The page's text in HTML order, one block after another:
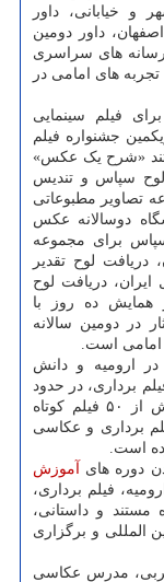
و خیابانی، داور
داور دومین
های سراسری
های امامی در
فیلم سینمایی
جشنواره فیلم
«شرح یک عکس»
لوح سپاس و تندیس
تصاویر مطبوعاتی
دوسالانه عکس
برای مجموعه
دریافت لوح تقدیر
دریافت لوح
همایش ده روز با
در دومین سالانه
امامی است.
احسان مهدیان؛ احسان مهدیان متولد ۱۳۴۷ در ارومیه و دانش
برداری، در حدود
۴ دهه فعالیت هنری خود، عکاسی، تدوین بیش از ۵۰ فیلم کوتاه
برداری و عکاسی
است.
آموزش
فیلم برداری،
بیش از ۵۰ فیلم کوتاه مستند و داستانی،
و بین المللی و برگزاری
غربی، مدرس عکاسی